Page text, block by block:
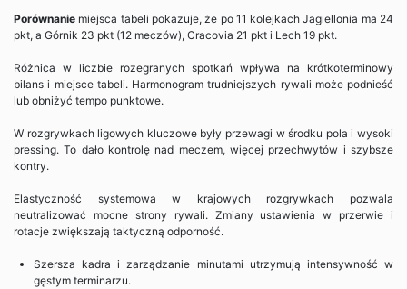
Porównanie miejsca tabeli pokazuje, że po 11 kolejkach Jagiellonia ma 24
pkt, a Górnik 23 pkt (12 meczów), Cracovia 21 pkt i Lech 19 pkt.
Różnica w liczbie rozegranych spotkań wpływa na krótkoterminowy
bilans i miejsce tabeli. Harmonogram trudniejszych rywali może podnieść
lub obniżyć tempo punktowe.
W rozgrywkach ligowych kluczowe były przewagi w środku pola i wysoki
pressing. To dało kontrolę nad meczem, więcej przechwytów i szybsze
kontry.
Elastyczność systemowa w krajowych rozgrywkach pozwala
neutralizować mocne strony rywali. Zmiany ustawienia w przerwie i
rotacje zwiększają taktyczną odporność.
Szersza kadra i zarządzanie minutami utrzymują intensywność w
gęstym terminarzu.